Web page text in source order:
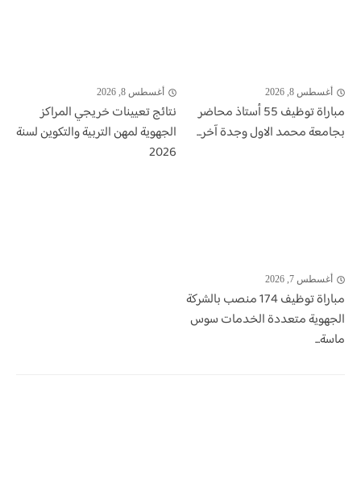
أغسطس 8, 2026
مباراة توظيف 55 أستاذ محاضر
بجامعة محمد الاول وجدة آخر...
أغسطس 8, 2026
نتائج تعيينات خريجي المراكز
الجهوية لمهن التربية والتكوين لسنة
2026
أغسطس 7, 2026
مباراة توظيف 174 منصب بالشركة
الجهوية متعددة الخدمات سوس
ماسة...